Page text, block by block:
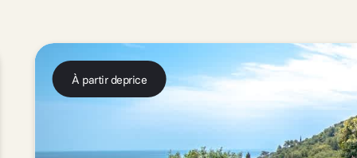
À partir deprice